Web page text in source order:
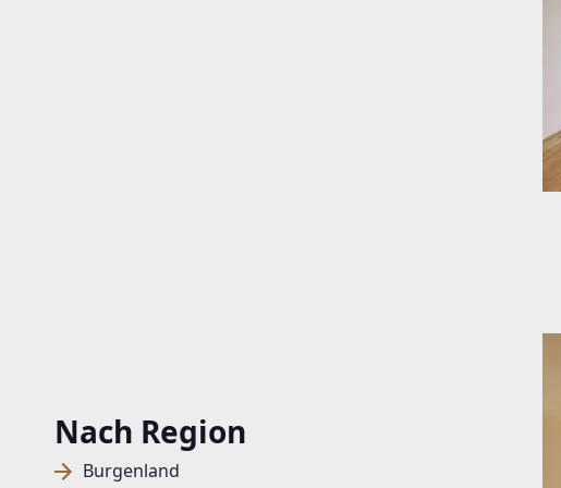
Nach Region
Burgenland